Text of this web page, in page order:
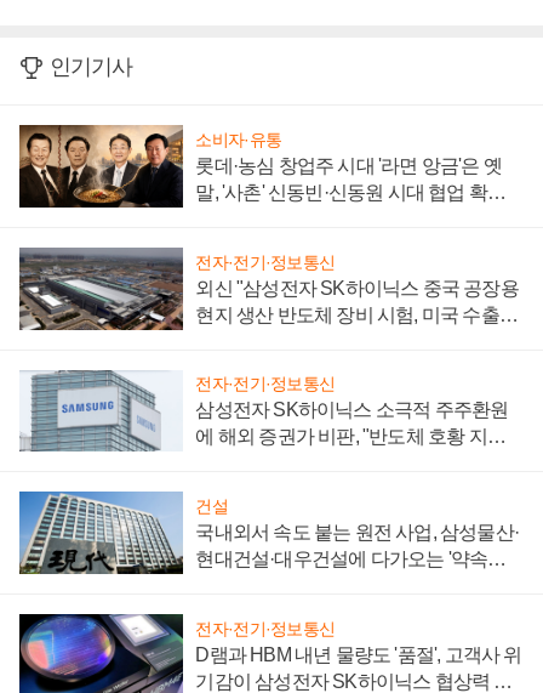
인기기사
소비자·유통
롯데·농심 창업주 시대 '라면 앙금'은 옛
말, '사촌' 신동빈·신동원 시대 협업 확대
전자·전기·정보통신
외신 "삼성전자 SK하이닉스 중국 공장용
현지 생산 반도체 장비 시험, 미국 수출통
전자·전기·정보통신
삼성전자 SK하이닉스 소극적 주주환원
에 해외 증권가 비판, "반도체 호황 지속
건설
국내외서 속도 붙는 원전 사업, 삼성물산·
현대건설·대우건설에 다가오는 '약속의
전자·전기·정보통신
D램과 HBM 내년 물량도 '품절', 고객사 위
기감이 삼성전자 SK하이닉스 협상력 더